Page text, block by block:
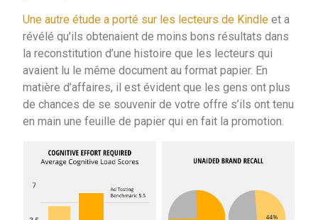
Une autre étude a porté sur les lecteurs de Kindle et a
révélé qu’ils obtenaient de moins bons résultats dans
la reconstitution d’une histoire que les lecteurs qui
avaient lu le même document au format papier. En
matière d’affaires, il est évident que les gens ont plus
de chances de se souvenir de votre offre s’ils ont tenu
en main une feuille de papier qui en fait la promotion.